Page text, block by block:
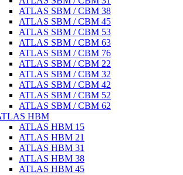
ATLAS SBM / CBM 38
ATLAS SBM / CBM 45
ATLAS SBM / CBM 53
ATLAS SBM / CBM 63
ATLAS SBM / CBM 76
ATLAS SBM / CBM 22
ATLAS SBM / CBM 32
ATLAS SBM / CBM 42
ATLAS SBM / CBM 52
ATLAS SBM / CBM 62
HBM
ATLAS HBM 15
ATLAS HBM 21
ATLAS HBM 31
ATLAS HBM 38
ATLAS HBM 45